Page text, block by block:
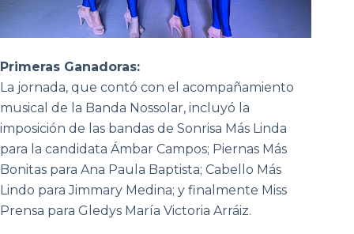
Primeras Ganadoras:
La jornada, que contó con el acompañamiento
musical de la Banda Nossolar, incluyó la
imposición de las bandas de Sonrisa Más Linda
para la candidata Ámbar Campos; Piernas Más
Bonitas para Ana Paula Baptista; Cabello Más
Lindo para Jimmary Medina; y finalmente Miss
Prensa para Gledys María Victoria Arráiz.